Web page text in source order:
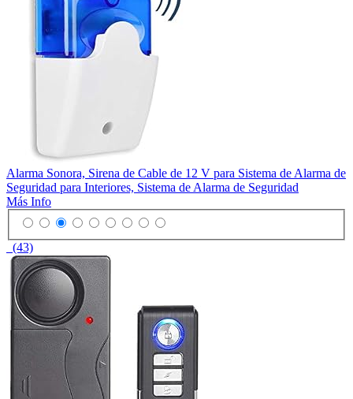
Alarma Sonora, Sirena de Cable de 12 V para Sistema de Alarma de
Seguridad para Interiores, Sistema de Alarma de Seguridad
Más Info
(43)